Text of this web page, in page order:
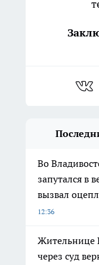
Во
запутался в
вызвал
12:36
Жительнице
через суд